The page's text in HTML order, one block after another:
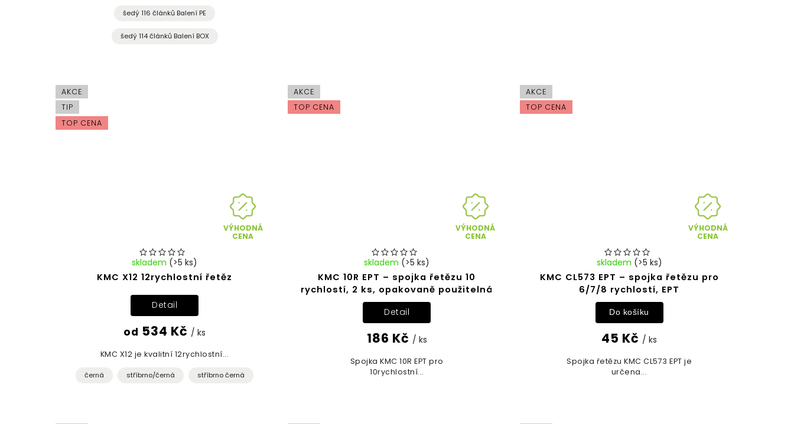
šedý 116 článků Balení PE
šedý 114 článků Balení BOX
AKCE
TIP
TOP CENA
VÝHODNÁ
CENA
KMC X12 12rychlostní řetěz
skladem (>5 ks)
od 534 Kč / ks
Detail
KMC X12 je kvalitní 12rychlostní...
černá stříbrno/černá stříbrno černá
AKCE
TOP CENA
VÝHODNÁ
CENA
KMC 10R EPT – spojka řetězu 10
rychlostí, 2 ks, opakovaně použitelná
skladem (>5 ks)
186 Kč / ks
Detail
Spojka KMC 10R EPT pro
10rychlostní...
AKCE
TOP CENA
VÝHODNÁ
CENA
KMC CL573 EPT – spojka řetězu pro
6/7/8 rychlostí, EPT
skladem (>5 ks)
45 Kč / ks
Do košíku
Spojka řetězu KMC CL573 EPT je
určena...